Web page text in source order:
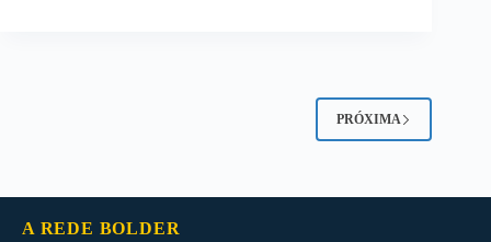
PRÓXIMA
A REDE BOLDER